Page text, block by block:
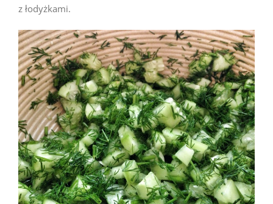
z łodyżkami.